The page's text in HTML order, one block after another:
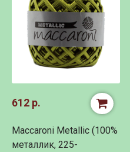
612 р.
Maccaroni Metallic (100%
металлик, 225-